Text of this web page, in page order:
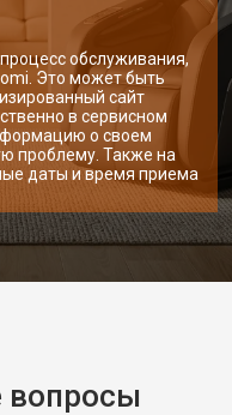
обслуживания,
Это может быть
сайт
в сервисном
о своем
проблему. Также на
даты и время приема